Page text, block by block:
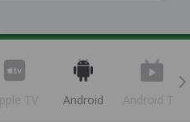
Apple TV Android Android TV